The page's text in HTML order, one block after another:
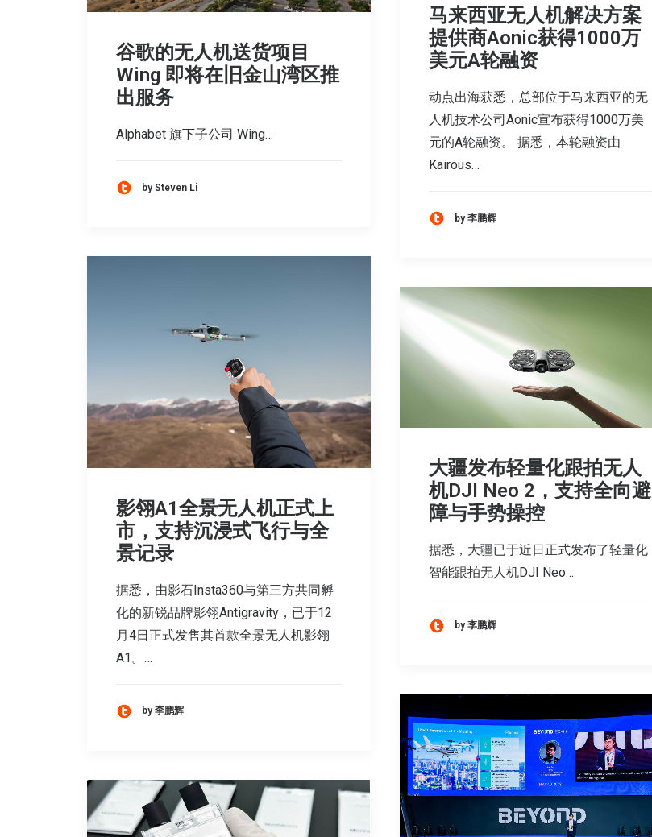
谷歌的无人机送货项目
Wing 即将在旧金山湾区推
出服务
Alphabet 旗下子公司 Wing…
by Steven Li
马来西亚无人机解决方案
提供商Aonic获得1000万
美元A轮融资
动点出海获悉，总部位于马来西亚的无
人机技术公司Aonic宣布获得1000万美
元的A轮融资。 据悉，本轮融资由
Kairous…
by 李鹏辉
影翎A1全景无人机正式上
市，支持沉浸式飞行与全
景记录
据悉，由影石Insta360与第三方共同孵
化的新锐品牌影翎Antigravity，已于12
月4日正式发售其首款全景无人机影翎
A1。…
by 李鹏辉
大疆发布轻量化跟拍无人
机DJI Neo 2，支持全向避
障与手势操控
据悉，大疆已于近日正式发布了轻量化
智能跟拍无人机DJI Neo…
by 李鹏辉